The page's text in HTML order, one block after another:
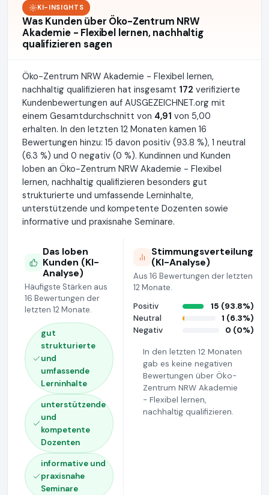
KI-INSIGHTS
Was Kunden über Öko-Zentrum NRW
Akademie - Flexibel lernen, nachhaltig
qualifizieren sagen
Öko-Zentrum NRW Akademie - Flexibel lernen,
nachhaltig qualifizieren hat insgesamt 172 verifizierte
Kundenbewertungen auf AUSGEZEICHNET.org mit
einem Gesamtdurchschnitt von 4,91 von 5,00
erhalten. In den letzten 12 Monaten kamen 16
Bewertungen hinzu: 15 davon positiv (93.8 %), 1 neutral
(6.3 %) und 0 negativ (0 %). Kundinnen und Kunden
loben an Öko-Zentrum NRW Akademie - Flexibel
lernen, nachhaltig qualifizieren besonders gut
strukturierte und umfassende Lerninhalte,
unterstützende und kompetente Dozenten sowie
informative und praxisnahe Seminare.
Das loben
Kunden (KI-
Analyse)
Häufigste Stärken aus
16 Bewertungen der
letzten 12 Monate.
gut
strukturierte
und
umfassende
Lerninhalte
unterstützende
und
kompetente
Dozenten
informative und
praxisnahe
Seminare
Stimmungsverteilung
(KI-Analyse)
Aus 16 Bewertungen der letzten
12 Monate.
Positiv
15 (93.8%)
Neutral
1 (6.3%)
Negativ
0 (0%)
In den letzten 12 Monaten
gab es keine negativen
Bewertungen über Öko-
Zentrum NRW Akademie
- Flexibel lernen,
nachhaltig qualifizieren.